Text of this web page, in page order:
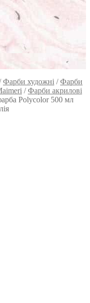
Фарби художні /Фарби
/Фарби акрилові
Polycolor 500 мл